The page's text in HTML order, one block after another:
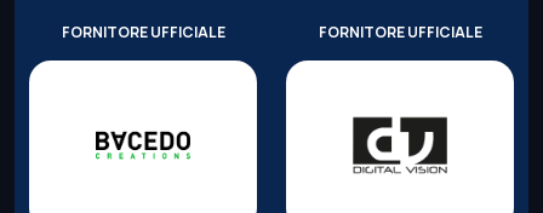
FORNITORE UFFICIALE FORNITORE UFFICIALE